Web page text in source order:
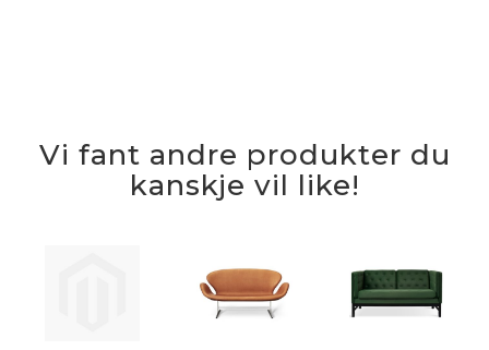
Vi fant andre produkter du
kanskje vil like!